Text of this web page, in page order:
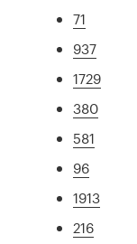
71
937
1729
380
581
96
1913
216